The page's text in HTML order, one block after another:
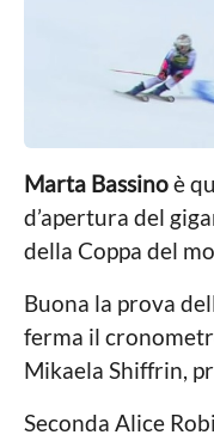
a
g
o
Marta Bassinoè
d’apertura del
della Coppa del
Buona la prova
ferma il
Mikaela Shiffrin,
Seconda Alice